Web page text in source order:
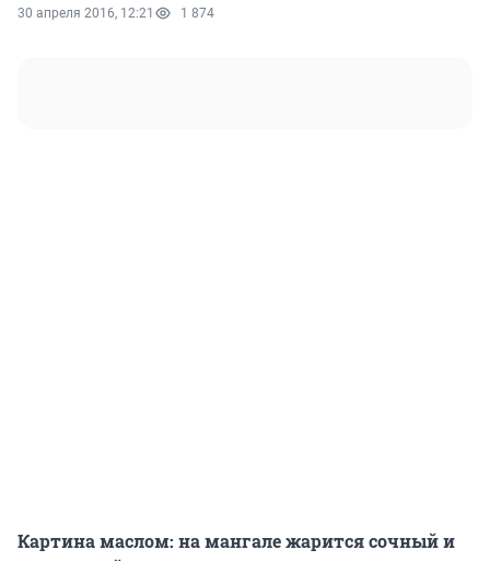
30 апреля 2016, 12:21 1 874
Картина маслом: на мангале жарится сочный и